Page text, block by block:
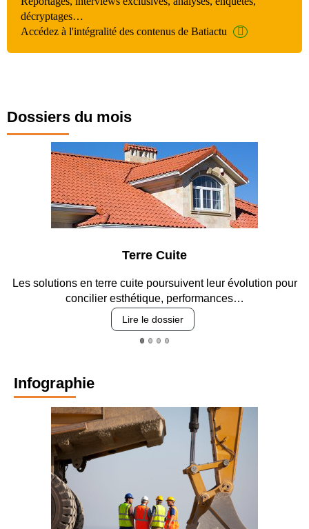
décryptages…
Accédez à l'intégralité des contenus de Batiactu
Dossiers du mois
leur évolution pour
performances…
Entre circulation,
Infographie